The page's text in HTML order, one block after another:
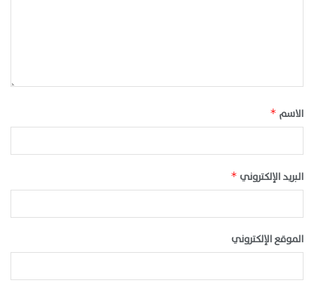
الاسم *
البريد الإلكتروني *
الموقع الإلكتروني